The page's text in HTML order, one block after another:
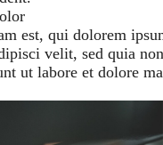
est, qui dolorem
velit, sed quia
ut labore et dolore